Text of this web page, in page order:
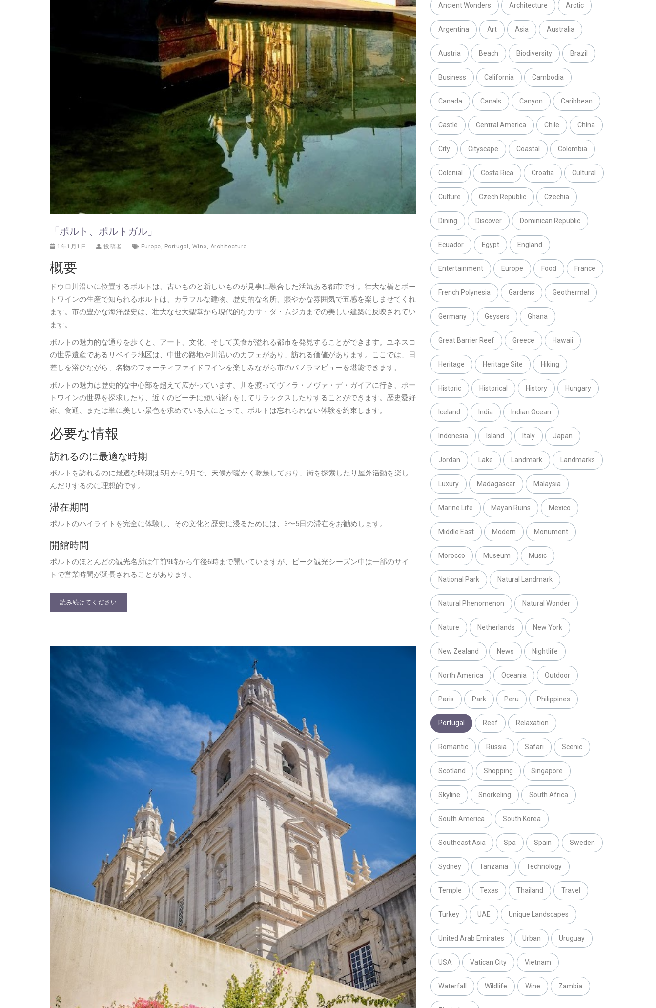
「ポルト、ポルトガル」
1年1月1日 投稿者 Europe, Portugal , Wine, Architecture
概要
ドウロ川沿いに位置するポルトは、古いものと新しいものが見事に融合した活気ある都市です。壮大な橋とポー
トワインの生産で知られるポルトは、カラフルな建物、歴史的な名所、賑やかな雰囲気で五感を楽しませてくれ
ます。市の豊かな海洋歴史は、壮大なセ大聖堂から現代的なカサ・ダ・ムジカまでの美しい建築に反映されてい
ます。
ポルトの魅力的な通りを歩くと、アート、文化、そして美食が溢れる都市を発見することができます。ユネスコ
の世界遺産であるリベイラ地区は、中世の路地や川沿いのカフェがあり、訪れる価値があります。ここでは、日
差しを浴びながら、名物のフォーティファイドワインを楽しみながら市のパノラマビューを堪能できます。
ポルトの魅力は歴史的な中心部を超えて広がっています。川を渡ってヴィラ・ノヴァ・デ・ガイアに行き、ポー
トワインの世界を探求したり、近くのビーチに短い旅行をしてリラックスしたりすることができます。歴史愛好
家、食通、または単に美しい景色を求めている人にとって、ポルトは忘れられない体験を約束します。
必要な情報
訪れるのに最適な時期
ポルトを訪れるのに最適な時期は5月から9月で、天候が暖かく乾燥しており、街を探索したり屋外活動を楽し
んだりするのに理想的です。
滞在期間
ポルトのハイライトを完全に体験し、その文化と歴史に浸るためには、3〜5日の滞在をお勧めします。
開館時間
ポルトのほとんどの観光名所は午前9時から午後6時まで開いていますが、ピーク観光シーズン中は一部のサイ
トで営業時間が延長されることがあります。
読み続けてください
Ancient Wonders Architecture Arctic
Argentina Art Asia Australia
Austria Beach Biodiversity Brazil
Business California Cambodia
Canada Canals Canyon Caribbean
Castle Central America Chile China
City Cityscape Coastal Colombia
Colonial Costa Rica Croatia Cultural
Culture Czech Republic Czechia
Dining Discover Dominican Republic
Ecuador Egypt England
Entertainment Europe Food France
French Polynesia Gardens Geothermal
Germany Geysers Ghana
Great Barrier Reef Greece Hawaii
Heritage Heritage Site Hiking
Historic Historical History Hungary
Iceland India Indian Ocean
Indonesia Island Italy Japan
Jordan Lake Landmark Landmarks
Luxury Madagascar Malaysia
Marine Life Mayan Ruins Mexico
Middle East Modern Monument
Morocco Museum Music
National Park Natural Landmark
Natural Phenomenon Natural Wonder
Nature Netherlands New York
New Zealand News Nightlife
North America Oceania Outdoor
Paris Park Peru Philippines
Portugal Reef Relaxation
Romantic Russia Safari Scenic
Scotland Shopping Singapore
Skyline Snorkeling South Africa
South America South Korea
Southeast Asia Spa Spain Sweden
Sydney Tanzania Technology
Temple Texas Thailand Travel
Turkey UAE Unique Landscapes
United Arab Emirates Urban Uruguay
USA Vatican City Vietnam
Waterfall Wildlife Wine Zambia